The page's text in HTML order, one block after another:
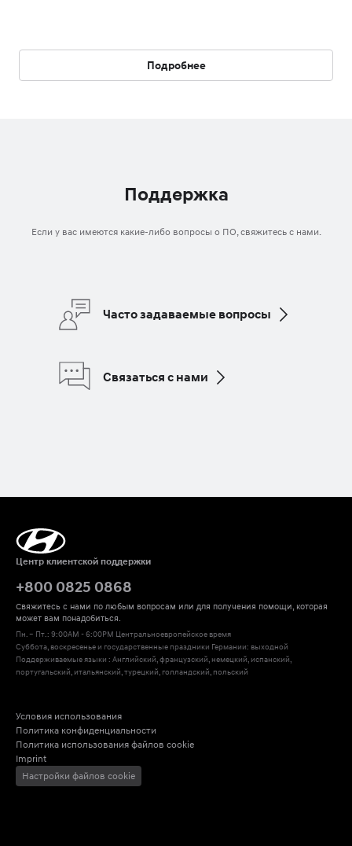
Подробнее
Поддержка
Если у вас имеются какие-либо вопросы о ПО, свяжитесь с нами.
Часто задаваемые вопросы
Связаться с нами
Центр клиентской поддержки
+800 0825 0868
Свяжитесь с нами по любым вопросам или для получения помощи, которая
может вам понадобиться.
Пн. – Пт.: 9:00AM - 6:00PM Центральноевропейское время
Суббота, воскресенье и государственные праздники Германии: выходной
Поддерживаемые языки : Английский, французский, немецкий, испанский,
португальский, итальянский, турецкий, голландский, польский
Условия использования
Политика конфиденциальности
Политика использования файлов cookie
Imprint
Настройки файлов cookie